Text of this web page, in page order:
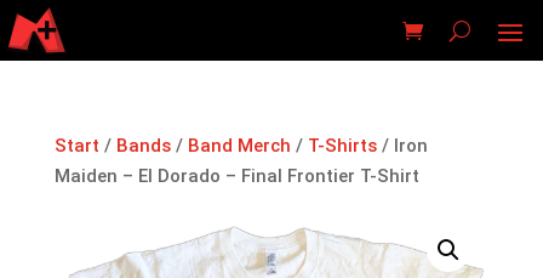
Start / Bands/ Band Merch / T-Shirts/ Iron
Maiden – El Dorado – Final Frontier T-Shirt